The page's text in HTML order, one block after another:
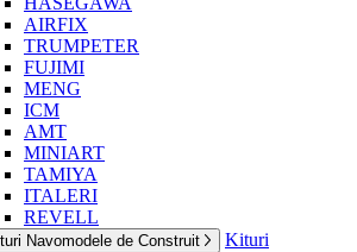
AIRFIX
TRUMPETER
FUJIMI
MENG
ICM
AMT
MINIART
TAMIYA
ITALERI
REVELL
Navomodele de Construit
Kituri